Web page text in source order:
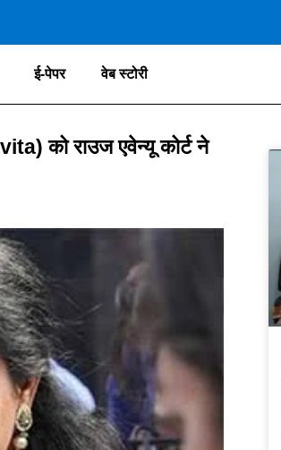
ई-पेपर वेब स्टोरी
को राउज एवेन्यू कोर्ट ने